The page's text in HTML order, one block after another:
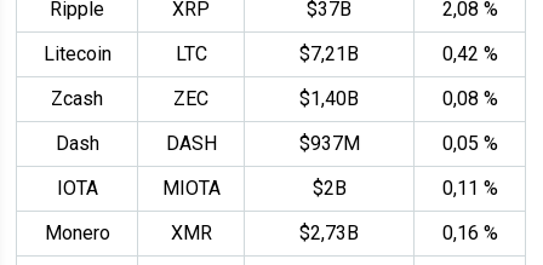
Ripple
XRP $37B
2,08 %
Litecoin
LTC $7,21B
0,42 %
Zcash
ZEC $1,40B
0,08 %
Dash
DASH $937М
0,05 %
IOTA
MIOTA $2B
0,11 %
Monero
XMR $2,73B
0,16 %